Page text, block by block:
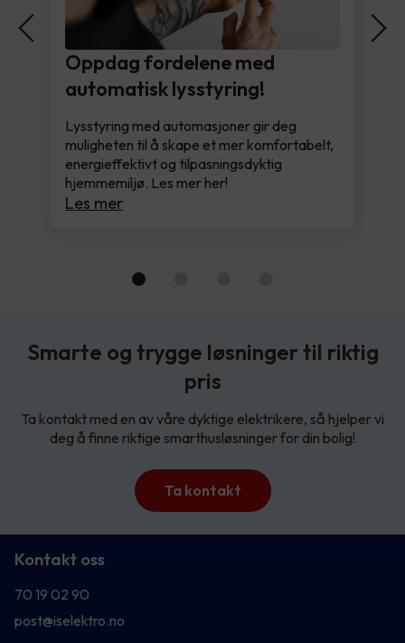
Oppdag fordelene med
automatisk lysstyring!
Lysstyring med automasjoner gir deg
muligheten til å skape et mer komfortabelt,
energieffektivt og tilpasningsdyktig
hjemmemiljø. Les mer her!
Les mer
Smarte og trygge løsninger til riktig
pris
Ta kontakt med en av våre dyktige elektrikere, så hjelper vi
deg å finne riktige smarthusløsninger for din bolig!
Ta kontakt
Kontakt oss
70 19 02 90
post@iselektro.no